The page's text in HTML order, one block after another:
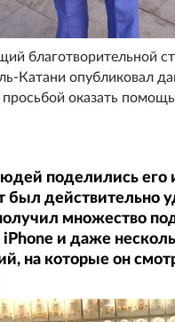
благотворительной
Катани опубликовал
оказать
поделились его
был действительно
множество
и даже
на которые он